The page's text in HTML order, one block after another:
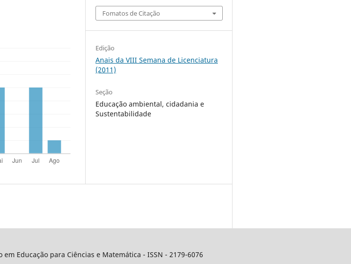
Fomatos de Citação
Edição
Anais da VIII Semana de Licenciatura
(2011)
Seção
Educação ambiental, cidadania e
Sustentabilidade
Educação para Ciências e Matemática - ISSN - 2179-6076